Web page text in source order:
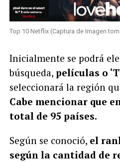
Top 10 Netflix (Captura de Imagen
Inicialmente se podrá
búsqueda, películas o
seleccionará la región
Cabe mencionar que
total de 95 países.
Según se conoció, el
según la cantidad de